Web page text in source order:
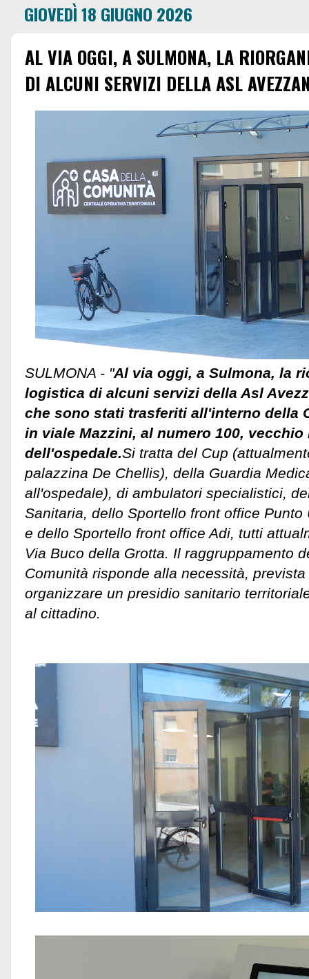
GIOVEDÌ 18 GIUGNO 2026
AL VIA OGGI, A SULMONA, LA
DI ALCUNI SERVIZI DELLA ASL
SULMONA - "Al via oggi, a Sulmona, la
logistica di alcuni servizi della Asl
che sono stati trasferiti all'interno della
in viale Mazzini, al numero 100, vecchio
dell'ospedale.Si tratta del Cup
palazzina De Chellis), della Guardia
all'ospedale), di ambulatori specialistici,
Sanitaria, dello Sportello front office Punto
e dello Sportello front office Adi, tutti
Via Buco della Grotta.
Il raggruppamento
Comunità risponde alla necessità,
organizzare un presidio sanitario
al cittadino.